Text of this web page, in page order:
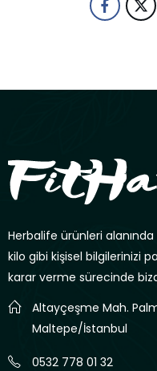
Herbalife ürünleri
kilo gibi kişisel bilgilerinizi
karar verme sürecinde
Altayçeşme Mah.
Maltepe/İstanbul
0532 778 01 32